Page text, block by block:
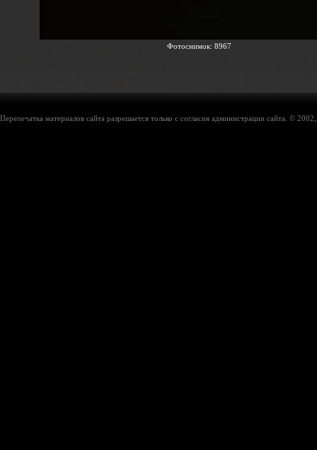
Фотоснимок: 8967
Перепечатка материалов сайта разрешается только с согласия администрации сайта. ©